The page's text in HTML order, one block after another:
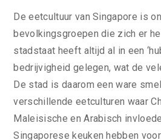
De eetcultuur van Singapore is
bevolkingsgroepen die zich er
stadstaat heeft altijd al in een
bedrijvigheid gelegen, wat de
De stad is daarom een ware
verschillende eetculturen waar
Maleisische en Arabisch
Singaporese keuken hebben